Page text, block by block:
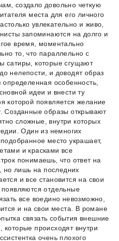
создало довольно четкую
места для его личного
увлекательно и живо,
запоминаются на долго и
время, моментально
то, что параллельно с
сатиры, которые сгущают
нелепости, и доводят образ
определенная особенность,
идеи и внести ту
которой появляется желание
Созданные образы открывают
сложные, внутри которых
Один из немногих
место украшает,
и красками все
понимаешь, что ответ на
но лишь на последних
и все становится на свои
отдельные
все воедино невозможно,
и на свои места. В романе
связать события внешние
происходят внутри
очень плохого